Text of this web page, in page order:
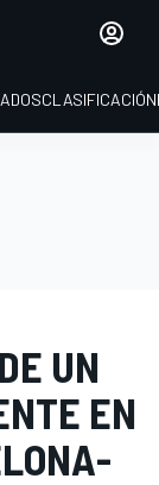
CLASIFICACIÓN
UN
EN